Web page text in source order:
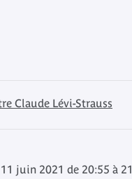
Claude Lévi-Strauss
juin 2021 de 20:55 à